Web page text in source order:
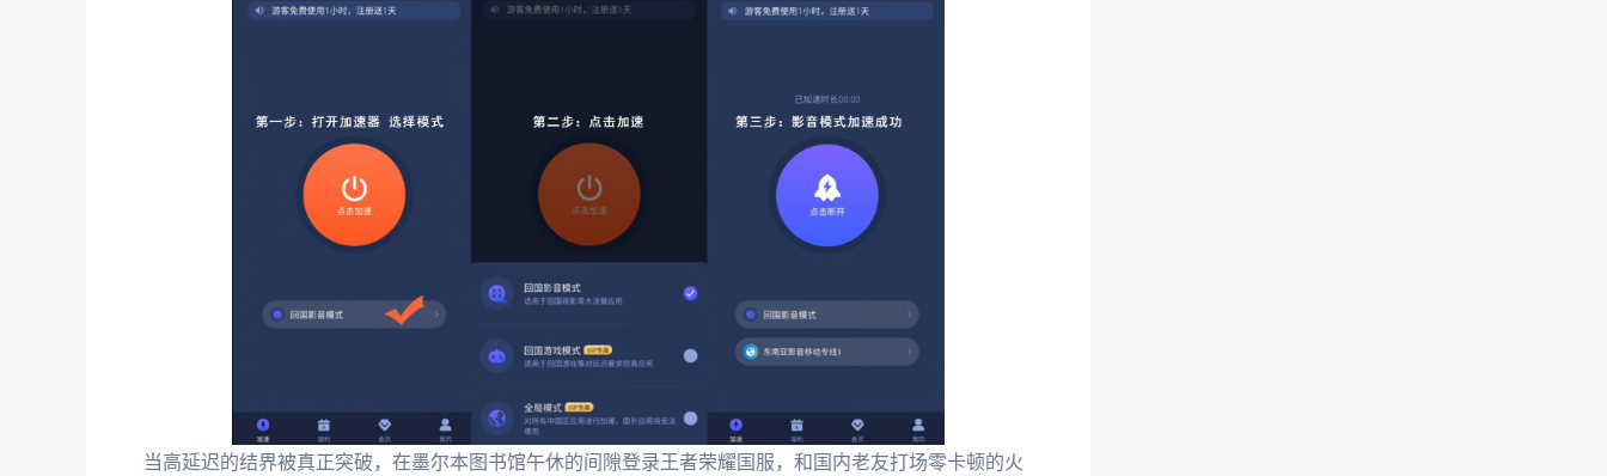
当高延迟的结界被真正突破，在墨尔本图书馆午休的间隙登录王者荣耀国服，和国内老友打场零卡顿的火